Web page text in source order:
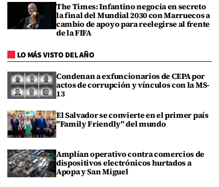
The Times: Infantino negocia en secreto
la final del Mundial 2030 con Marruecos a
cambio de apoyo para reelegirse al frente
de la FIFA
LO MÁS VISTO DEL AÑO
Condenan a exfuncionarios de CEPA por
actos de corrupción y vínculos con la MS-
13
El Salvador se convierte en el primer país
"Family Friendly" del mundo
Amplían operativo contra comercios de
dispositivos electrónicos hurtados a
Apopa y San Miguel